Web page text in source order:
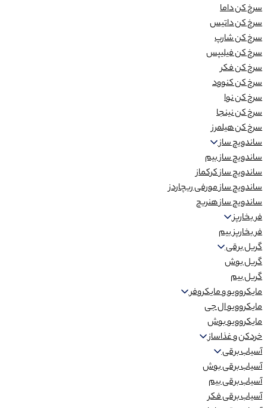
سرخ کن داما
سرخ کن داتیس
سرخ کن شارپ
سرخ کن فیلیپس
سرخ کن فکر
سرخ کن کنوود
سرخ کن نوا
سرخ کن نینجا
سرخ کن هیلمرز
ساندویچ ساز
ساندویچ ساز بیم
ساندویچ ساز کرکماز
ساندویچ ساز مورفی ریچاردز
ساندویچ ساز هنریچ
فر بخارپز
فر بخارپز بیم
گریل برقی
گریل بوش
گریل بیم
مایکروویو و مایکروفر
مایکروویو ال جی
مایکروویو بوش
خردکن و غذاساز
آسیاب برقی
آسیاب برقی بوش
آسیاب برقی بیم
آسیاب برقی فکر